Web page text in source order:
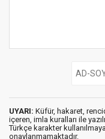
UYARI: Küfür, hakaret,
içeren, imla kuralları ile
Türkçe karakter
onaylanmamaktadır.